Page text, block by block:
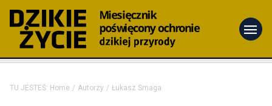
menu
TU JESTEŚ: Home Autorzy Łukasz Smaga